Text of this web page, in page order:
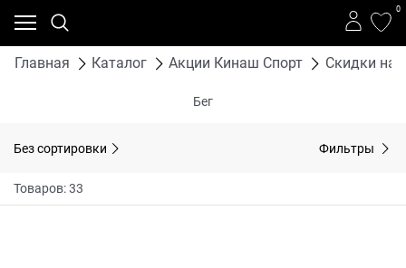
0
Главная Каталог Акции Кинаш Спорт Скидки на
Бег
Без сортировки Фильтры
Товаров: 33